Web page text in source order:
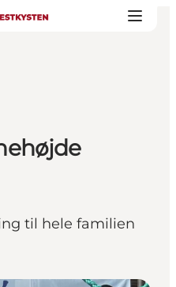
til hele familien